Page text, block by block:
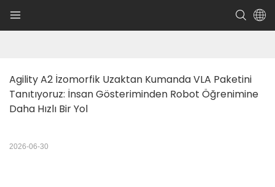
Agility A2 İzomorfik Uzaktan Kumanda VLA Paketini
Tanıtıyoruz: İnsan Gösteriminden Robot Öğrenimine
Daha Hızlı Bir Yol
2026-06-30